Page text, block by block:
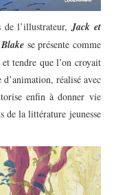
de l’illustrateur,Jack et
se présente comme
tendre que l’on croyait
réalisé avec
enfin à donner vie
de la littérature jeunesse